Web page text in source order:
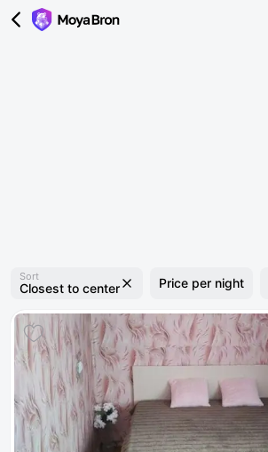
Sort
Closest to center Price per night